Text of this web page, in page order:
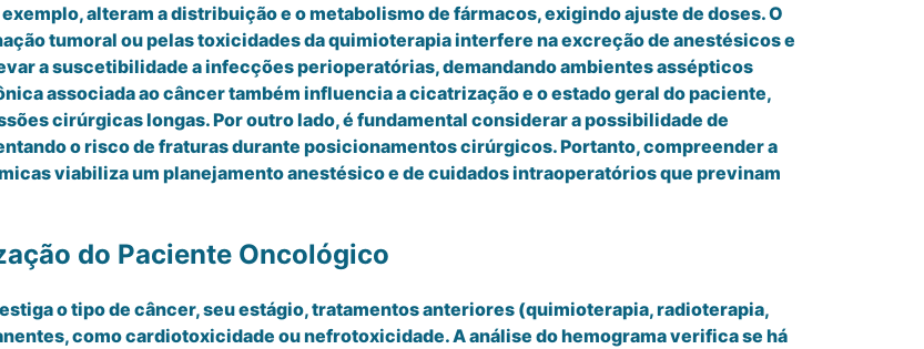
alteram a distribuição e o metabolismo de fármacos, exigindo ajuste de doses. O
tumoral ou pelas toxicidades da quimioterapia interfere na excreção de anestésicos e
a suscetibilidade a infecções perioperatórias, demandando ambientes assépticos
associada ao câncer também influencia a cicatrização e o estado geral do paciente,
cirúrgicas longas. Por outro lado, é fundamental considerar a possibilidade de
o risco de fraturas durante posicionamentos cirúrgicos. Portanto, compreender a
viabiliza um planejamento anestésico e de cuidados intraoperatórios que previnam
do Paciente Oncológico
o tipo de câncer, seu estágio, tratamentos anteriores (quimioterapia, radioterapia,
como cardiotoxicidade ou nefrotoxicidade. A análise do hemograma verifica se há